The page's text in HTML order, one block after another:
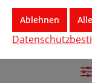
Ablehnen